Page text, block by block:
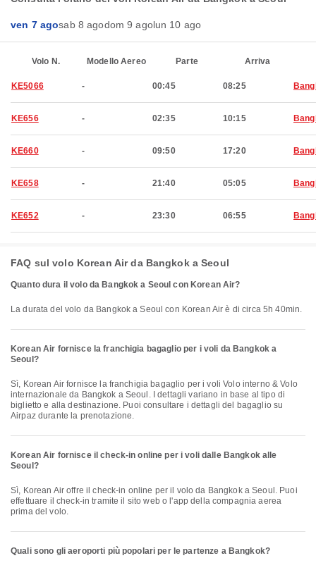
ven 7 agosab 8 agodom 9 agolun 10 ago
Volo N. Modello Aereo Parte Arriva
KE5066 - 00:45 08:25
KE656 - 02:35 10:15
KE660 - 09:50 17:20
KE658 - 21:40 05:05
KE652 - 23:30 06:55
FAQ sul volo Korean Air da Bangkok a Seoul
Quanto dura il volo da Bangkok a Seoul con Korean Air?
La durata del volo da Bangkok a Seoul con Korean Air è di circa 5h 40min.
Korean Air fornisce la franchigia bagaglio per i voli da Bangkok a
Seoul?
Sì, Korean Air fornisce la franchigia bagaglio per i voli Volo interno & Volo
internazionale da Bangkok a Seoul. I dettagli variano in base al tipo di
biglietto e alla destinazione. Puoi consultare i dettagli del bagaglio su
Airpaz durante la prenotazione.
Korean Air fornisce il check-in online per i voli dalle Bangkok alle
Seoul?
Sì, Korean Air offre il check-in online per il volo da Bangkok a Seoul. Puoi
effettuare il check-in tramite il sito web o l'app della compagnia aerea
prima del volo.
Quali sono gli aeroporti più popolari per le partenze a Bangkok?